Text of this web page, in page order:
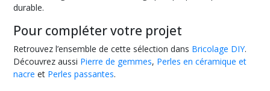
durable.
Pour compléter votre projet
Retrouvez l’ensemble de cette sélection dans Bricolage DIY.
Découvrez aussi Pierre de gemmes, Perles en céramique et
nacre et Perles passantes.